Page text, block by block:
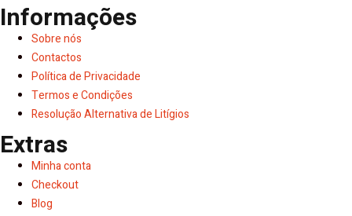
Informações
Sobre nós
Contactos
Política de Privacidade
Termos e Condições
Resolução Alternativa de Litígios
Extras
Minha conta
Checkout
Blog